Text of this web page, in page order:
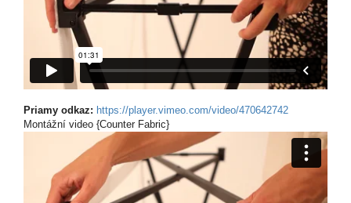
Priamy odkaz: https://player.vimeo.com/video/470642742
Montážní video {Counter Fabric}